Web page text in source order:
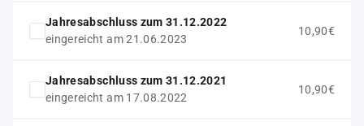
Jahresabschluss zum 31.12.2022
eingereicht am 21.06.2023
10,90€
Jahresabschluss zum 31.12.2021
eingereicht am 17.08.2022
10,90€